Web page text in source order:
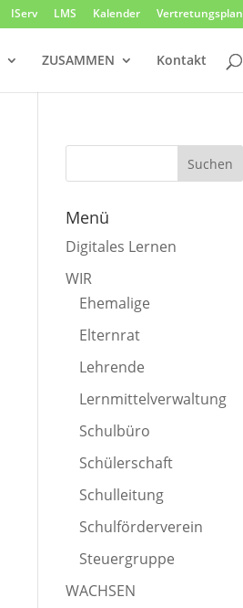
IServ LMS Kalender Vertretungsplan
ZUSAMMEN Kontakt
Menü
Digitales Lernen
WIR
Ehemalige
Elternrat
Lehrende
Lernmittelverwaltung
Schulbüro
Schülerschaft
Schulleitung
Schulförderverein
Steuergruppe
WACHSEN